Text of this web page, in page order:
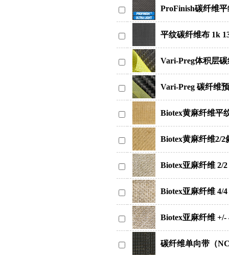
ProFinish碳纤维平
平纹碳纤维布 1k
Vari-Preg体积层碳
Vari-Preg 碳纤维
Biotex黄麻纤维平
Biotex黄麻纤维2/2
Biotex亚麻纤维 2/
Biotex亚麻纤维 4/
Biotex亚麻纤维 +/-
碳纤维单向带（